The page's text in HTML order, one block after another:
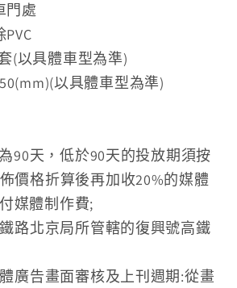
門處
(以具體車型為準)
以具體車型為準)
90天，低於90天的投放期須按
價格折算後再加收20%的媒體
媒體制作費;
路北京局所管轄的復興號高鐵
廣告畫面審核及上刊週期:從畫